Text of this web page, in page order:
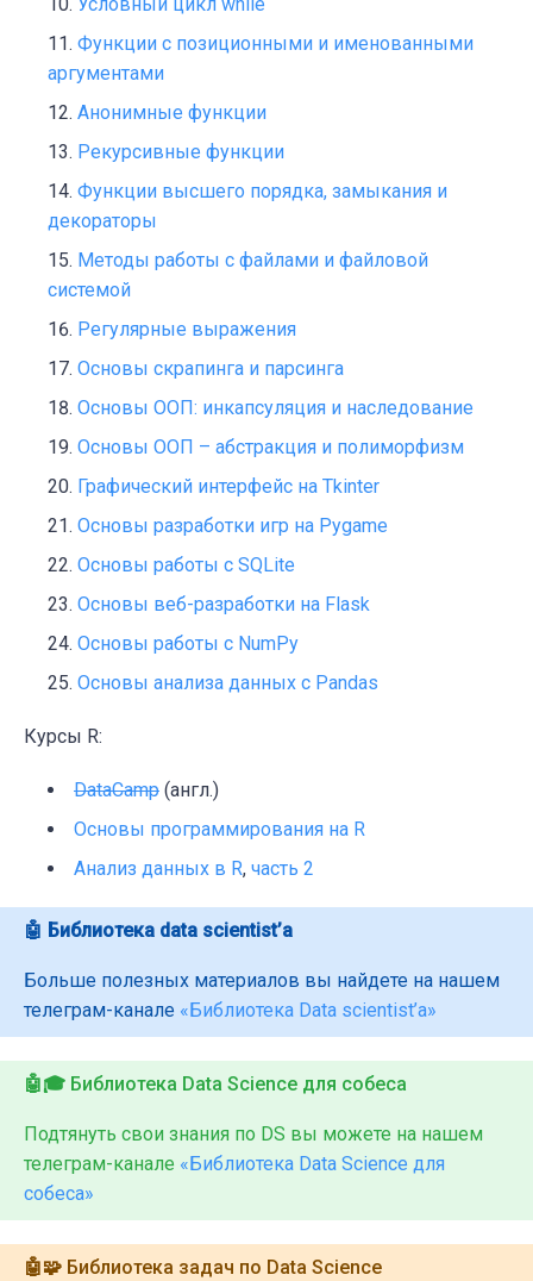
Условный цикл while
Функции с позиционными и именованными
аргументами
Анонимные функции
Рекурсивные функции
Функции высшего порядка, замыкания и
декораторы
Методы работы с файлами и файловой
системой
Регулярные выражения
Основы скрапинга и парсинга
Основы ООП: инкапсуляция и наследование
Основы ООП – абстракция и полиморфизм
Графический интерфейс на Tkinter
Основы разработки игр на Pygame
Основы работы с SQLite
Основы веб-разработки на Flask
Основы работы с NumPy
Основы анализа данных с Pandas
Курсы R:
DataCamp (англ.)
Основы программирования на R
Анализ данных в R, часть 2
🤖 Библиотека data scientist’а
Больше полезных материалов вы найдете на нашем
телеграм-канале «Библиотека Data scientist’а»
🤖🎓 Библиотека Data Science для собеса
Подтянуть свои знания по DS вы можете на нашем
телеграм-канале «Библиотека Data Science для
собеса»
🤖🧩 Библиотека задач по Data Science